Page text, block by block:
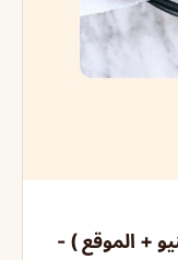
+ الموقع ) -